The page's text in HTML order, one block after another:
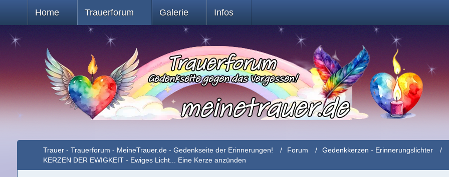
Home Trauerforum Galerie Infos
Trauer - Trauerforum - MeineTrauer.de - Gedenkseite der Erinnerungen! Forum
Gedenkkerzen - Erinnerungslichter
KERZEN DER EWIGKEIT - Ewiges Licht... Eine Kerze anzünden